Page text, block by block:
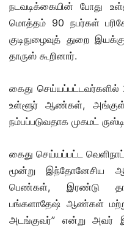
நடவடிக்கையின் போது
மொத்தம் 90 நபர்கள்
குடிநுழைவுத் துறை
தாருஸ் கூறினார்.
கைது செய்யப்பட்டவர்களில்
உள்ளூர் ஆண்கள்,
நம்பப்படுவதாக முகமட்
கைது செய்யப்பட்ட
மூன்று இந்தோனேசிய
பெண்கள், இரண்டு
பங்களாதேஷ் ஆண்கள்
அடங்குவர்” என்று அவர்